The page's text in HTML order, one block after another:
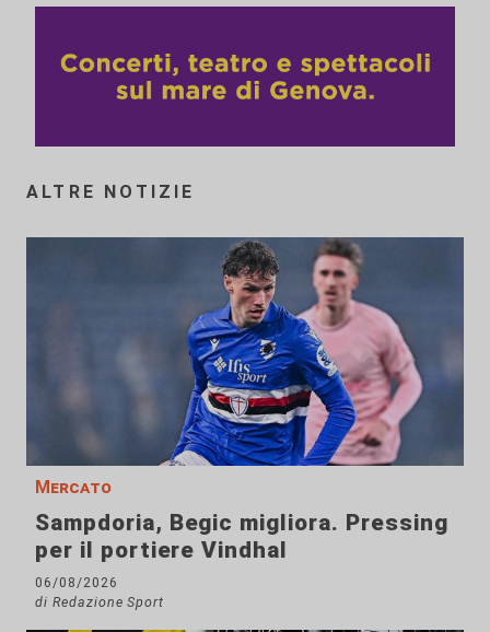
ALTRE NOTIZIE
Mercato
Sampdoria, Begic migliora. Pressing
per il portiere Vindhal
06/08/2026
di Redazione Sport